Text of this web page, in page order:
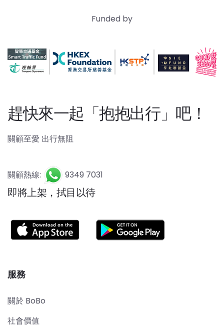
Funded by
趕快來一起「抱抱出行」吧！
關顧至愛 出行無阻
關顧熱線: 9349 7031
即將上架，拭目以待
服務
關於 BoBo
社會價值